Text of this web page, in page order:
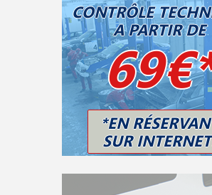
CONTRÔLE
A PARTIR DE
*EN
SUR